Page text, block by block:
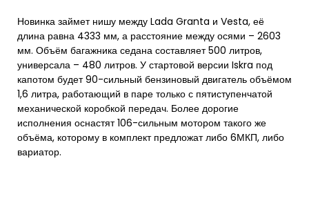
Новинка займет нишу между Lada Granta и Vesta, её
длина равна 4333 мм, а расстояние между осями – 2603
мм. Объём багажника седана составляет 500 литров,
универсала – 480 литров. У стартовой версии Iskra под
капотом будет 90-сильный бензиновый двигатель объёмом
1,6 литра, работающий в паре только с пятиступенчатой
механической коробкой передач. Более дорогие
исполнения оснастят 106-сильным мотором такого же
объёма, которому в комплект предложат либо 6МКП, либо
вариатор.